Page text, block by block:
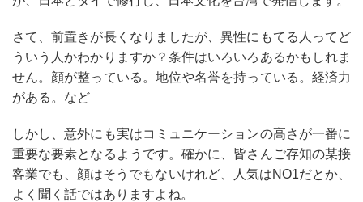
さて、前置きが長くなりましたが、異性にもてる人ってど
ういう人かわかりますか？条件はいろいろあるかもしれま
せん。顔が整っている。地位や名誉を持っている。経済力
がある。など
しかし、意外にも実はコミュニケーションの高さが一番に
重要な要素となるようです。確かに、皆さんご存知の某接
客業でも、顔はそうでもないけれど、人気はNO1だとか、
よく聞く話ではありますよね。